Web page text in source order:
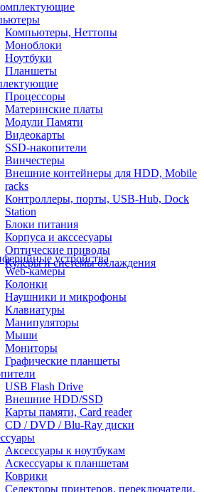
Компьютеры, Неттопы
Моноблоки
Ноутбуки
Планшеты
Процессоры
Материнские платы
Модули Памяти
Видеокарты
SSD-накопители
Винчестеры
Внешние контейнеры для HDD, Mobile
racks
Контроллеры, порты, USB-Hub, Dock
Station
Блоки питания
Корпуса и акссесуары
Оптические приводы
Кулеры и системы охлаждения
устройства
Web-камеры
Колонки
Наушники и микрофоны
Клавиатуры
Манипуляторы
Мыши
Мониторы
Графические планшеты
USB Flash Drive
Внешние HDD/SSD
Карты памяти, Card reader
CD / DVD / Blu-Ray диски
Аксессуары к ноутбукам
Аскессуары к планшетам
Коврики
Селекторы принтеров, переключатели,